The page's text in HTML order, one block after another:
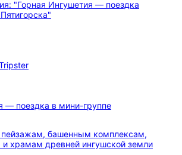
— поездка в мини-группе
башенным комплексам,
храмам древней ингушской земли